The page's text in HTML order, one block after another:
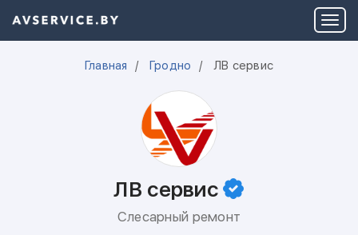
Главная Гродно ЛВ сервис
ЛВ сервис
Слесарный ремонт